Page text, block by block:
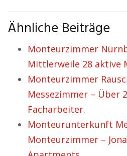
Ähnliche Beiträge
Monteurzimmer
Mittlerweile 28 aktive
Monteurzimmer
Messezimmer – Über
Facharbeiter.
Monteurunterkunft
Monteurzimmer –